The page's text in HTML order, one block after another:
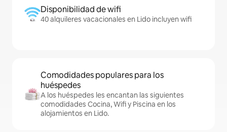
Disponibilidad de wifi
40 alquileres vacacionales en Lido incluyen wifi
Comodidades populares para los
huéspedes
A los huéspedes les encantan las siguientes
comodidades Cocina, Wifi y Piscina en los
alojamientos en Lido.